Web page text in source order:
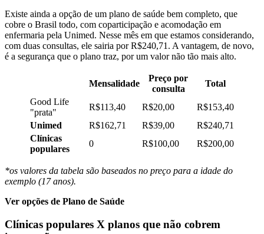
Existe ainda a opção de um plano de saúde bem completo, que
cobre o Brasil todo, com coparticipação e acomodação em
enfermaria pela Unimed. Nesse mês em que estamos considerando,
com duas consultas, ele sairia por R$240,71. A vantagem, de novo,
é a segurança que o plano traz, por um valor não tão mais alto.
Mensalidade
Preço por
consulta
Total
Good Life
"prata"
R$113,40 R$20,00
R$153,40
Unimed
R$162,71 R$39,00
R$240,71
Clínicas
populares
0 R$100,00 R$200,00
*os valores da tabela são baseados no preço para a idade do
exemplo (17 anos).
Ver opções de Plano de Saúde
Clínicas populares X planos que não cobrem